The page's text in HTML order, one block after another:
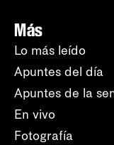
Más
Lo más leído
Apuntes del día
Apuntes de la
En vivo
Fotografía